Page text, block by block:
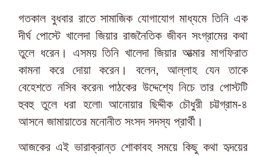
গতকাল বুধবার রাতে সামাজিক যোগাযোগ মাধ্যমে তিনি এক
দীর্ঘ পোস্টে খালেদা জিয়ার রাজনৈতিক জীবন সংগ্রামের কথা
তুলে ধরেন। এসময় তিনি খালেদা জিয়ার আত্মার মাগফিরাত
কামনা করে দোয়া করেন। বলেন, আল্লাহ যেন তাকে
বেহেশতে নসিব করেন৷ পাঠকের উদ্দেশ্যে নিচে তার পোস্টটি
হুবহু তুলে ধরা হলো৷ আনোয়ার ছিদ্দীক চৌধুরী চট্টগ্রাম-৪
আসনে জামায়াতের মনোনীত সংসদ সদস্য প্রার্থী।
আজকের এই ভারাক্রান্ত শোকাবহ সময়ে কিছু কথা হৃদয়ের